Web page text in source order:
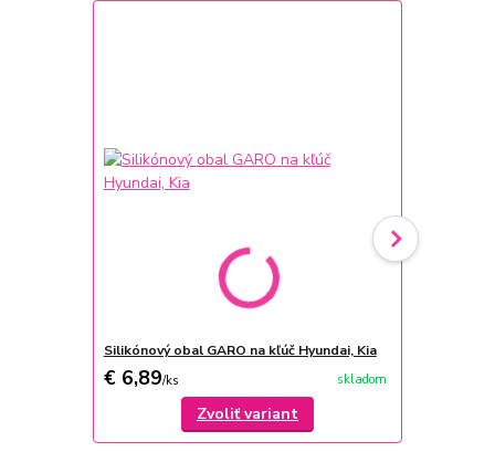
Silikónový obal GARO na kľúč Hyundai, Kia
€ 6,89/ks skladom
Zvoliť variant